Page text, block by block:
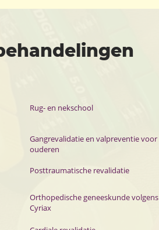
Rug- en nekschool
Gangrevalidatie en valpreventie voor
ouderen
Posttraumatische revalidatie
Orthopedische geneeskunde volgens
Cyriax